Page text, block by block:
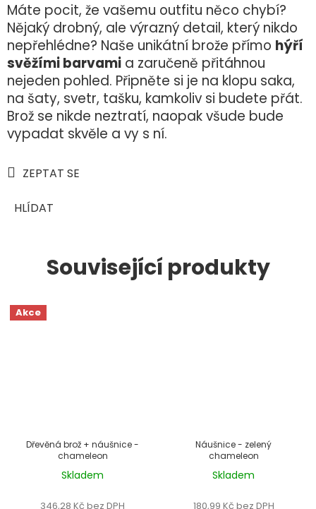
Máte pocit, že vašemu outfitu něco chybí?
Nějaký drobný, ale výrazný detail, který nikdo
nepřehlédne? Naše unikátní brože přímo hýří
svěžími barvami a zaručeně přitáhnou
nejeden pohled. Připněte si je na klopu saka,
na šaty, svetr, tašku, kamkoliv si budete přát.
Brož se nikde neztratí, naopak všude bude
vypadat skvěle a vy s ní.
ZEPTAT SE
HLÍDAT
Související produkty
Akce
499 Kč –16 %
Dřevěná brož + náušnice -
chameleon
PrůměrnéSkladem
346,28 Kč bez DPH
Náušnice - zelený
chameleon
PrůměrnéSkladem
180,99 Kč bez DPH